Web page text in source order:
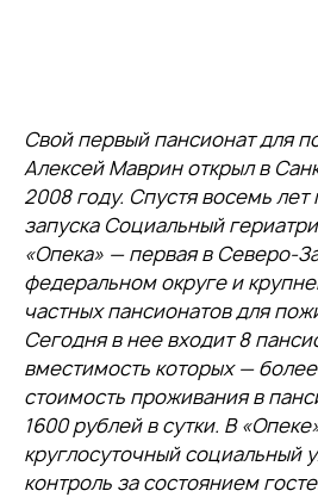
Свой первый пансионат для
Алексей Маврин открыл в
2008 году. Спустя восемь лет
запуска Социальный
«Опека» — первая в Северо-
федеральном округе и
частных пансионатов для
Сегодня в нее входит 8
вместимость которых —
стоимость проживания в
1600 рублей в сутки. В
круглосуточный социальный
контроль за состоянием